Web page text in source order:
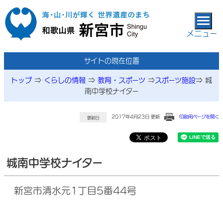
本文へ移動
メニュー
サイトの現在位置
トップ ⇒ くらしの情報 ⇒ 教育・スポーツ ⇒スポーツ施設⇒ 城
南中学校ナイター
更新日 2017年4月23日 更新 印刷用ページを開く
城南中学校ナイター
新宮市清水元1丁目5番44号